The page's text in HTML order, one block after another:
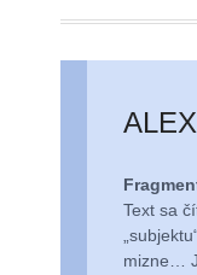
Text sa
mizne…